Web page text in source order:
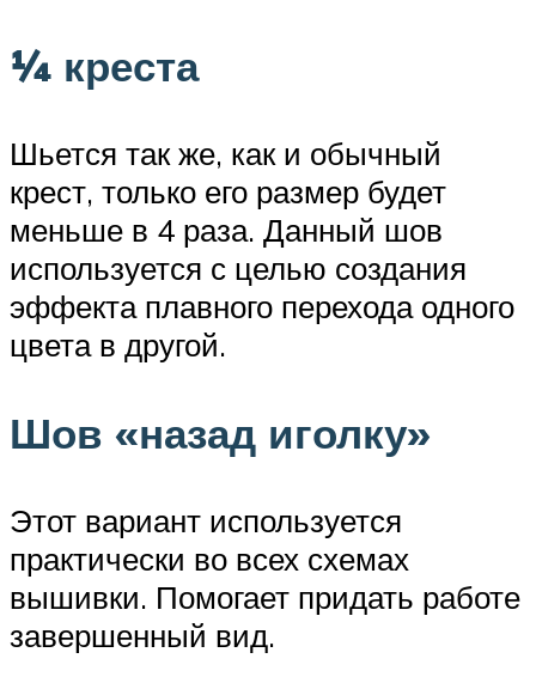
¼ креста
Шьется так же, как и обычный
крест, только его размер будет
меньше в 4 раза. Данный шов
используется с целью создания
эффекта плавного перехода одного
цвета в другой.
Шов «назад иголку»
Этот вариант используется
практически во всех схемах
вышивки. Помогает придать работе
завершенный вид.